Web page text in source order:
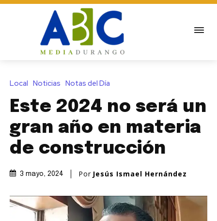
Local Noticias Notas del Día
Este 2024 no será un
gran año en materia
de construcción
3 mayo, 2024 Por Jesús Ismael Hernández